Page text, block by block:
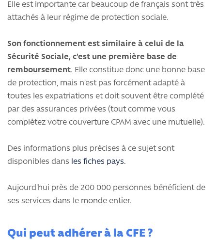
Elle est importante car beaucoup de français sont très
attachés à leur régime de protection sociale.
Son fonctionnement est similaire à celui de la
Sécurité Sociale, c’est une première base de
remboursement. Elle constitue donc une bonne base
de protection, mais n’est pas forcément adapté à
toutes les expatriations et doit souvent être complété
par des assurances privées (tout comme vous
complétez votre couverture CPAM avec une mutuelle).
Des informations plus précises à ce sujet sont
disponibles dans les fiches pays.
Aujourd’hui près de 200 000 personnes bénéficient de
ses services dans le monde entier.
Qui peut adhérer à la CFE ?